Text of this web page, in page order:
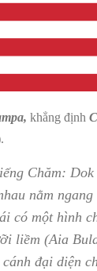
khẳng định
Chăm:
nằm
có một hình
liềm (Aia
đại diện